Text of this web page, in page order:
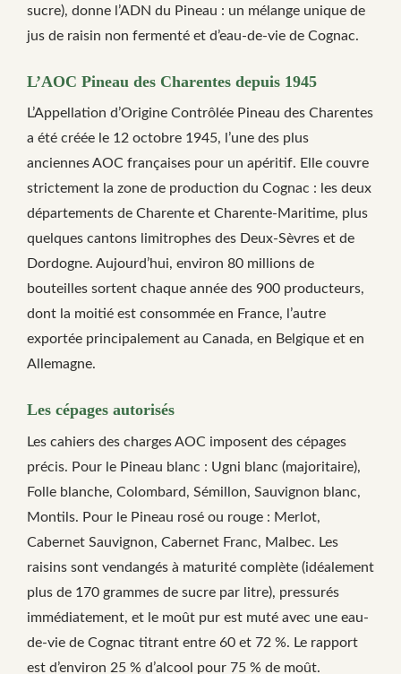
sucre), donne l’ADN du Pineau : un mélange unique de
jus de raisin non fermenté et d’eau-de-vie de Cognac.
L’AOC Pineau des Charentes depuis 1945
L’Appellation d’Origine Contrôlée Pineau des Charentes
a été créée le 12 octobre 1945, l’une des plus
anciennes AOC françaises pour un apéritif. Elle couvre
strictement la zone de production du Cognac : les deux
départements de Charente et Charente-Maritime, plus
quelques cantons limitrophes des Deux-Sèvres et de
Dordogne. Aujourd’hui, environ 80 millions de
bouteilles sortent chaque année des 900 producteurs,
dont la moitié est consommée en France, l’autre
exportée principalement au Canada, en Belgique et en
Allemagne.
Les cépages autorisés
Les cahiers des charges AOC imposent des cépages
précis. Pour le Pineau blanc : Ugni blanc (majoritaire),
Folle blanche, Colombard, Sémillon, Sauvignon blanc,
Montils. Pour le Pineau rosé ou rouge : Merlot,
Cabernet Sauvignon, Cabernet Franc, Malbec. Les
raisins sont vendangés à maturité complète (idéalement
plus de 170 grammes de sucre par litre), pressurés
immédiatement, et le moût pur est muté avec une eau-
de-vie de Cognac titrant entre 60 et 72 %. Le rapport
est d’environ 25 % d’alcool pour 75 % de moût.